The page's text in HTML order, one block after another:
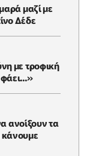
μαζί με
Δέδε
με τροφική
ανοίξουν τα
κάνουμε